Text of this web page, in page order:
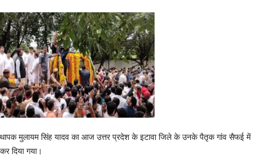
मुलायम सिंह यादव का आज उत्तर प्रदेश के इटावा जिले के उनके पैतृक गांव सैफई में
दिया गया।